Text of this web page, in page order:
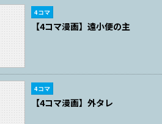
4コマ
【4コマ漫画】遠小便の主
4コマ
【4コマ漫画】外タレ